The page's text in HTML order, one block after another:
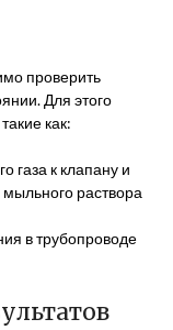
проверить
Для этого
как:
газа к клапану и
раствора
в трубопроводе